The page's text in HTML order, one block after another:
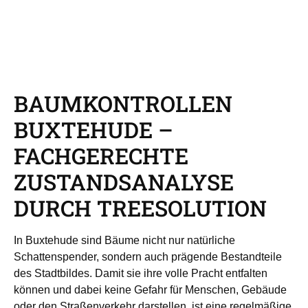
BAUMKONTROLLEN
BUXTEHUDE –
FACHGERECHTE
ZUSTANDSANALYSE
DURCH TREESOLUTION
In Buxtehude sind Bäume nicht nur natürliche
Schattenspender, sondern auch prägende Bestandteile
des Stadtbildes. Damit sie ihre volle Pracht entfalten
können und dabei keine Gefahr für Menschen, Gebäude